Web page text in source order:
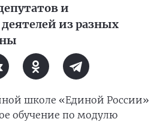
и
из разных
школе «Единой России»
обучение по модулю